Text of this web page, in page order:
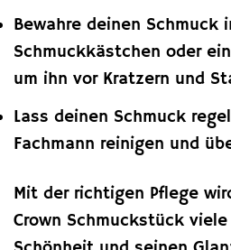
Bewahre deinen Schmuck
Schmuckkästchen oder
um ihn vor Kratzern und
Lass deinen Schmuck
Fachmann reinigen und
Mit der richtigen Pflege
Crown Schmuckstück